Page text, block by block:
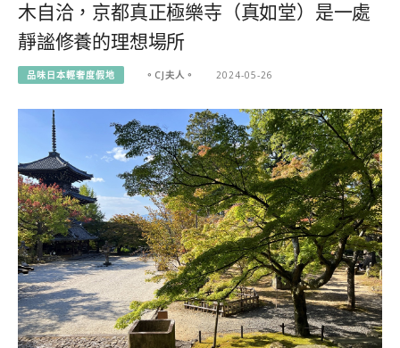
木自洽，京都真正極樂寺（真如堂）是一處
靜謐修養的理想場所
品味日本輕奢度假地 。CJ夫人。 2024-05-26